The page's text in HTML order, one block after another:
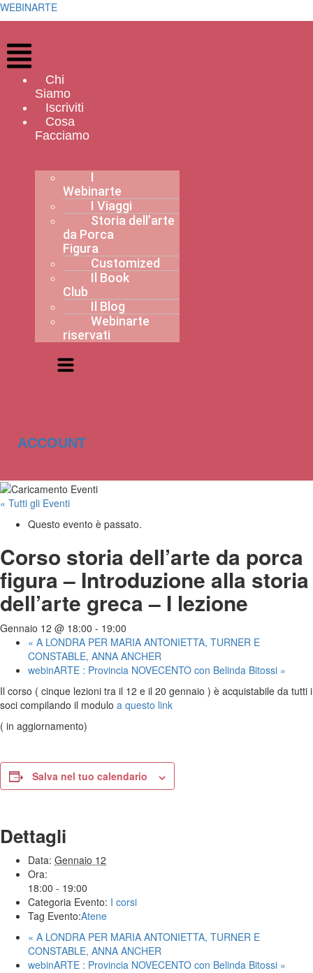
WEBINARTE
Menu
Chi
Siamo
Iscriviti
Cosa
Facciamo
I
Webinarte
I Viaggi
Storia dell’arte
da Porca
Figura
Customized
Il Book
Club
Il Blog
Webinarte
riservati
ACCOUNT
« Tutti gli Eventi
Questo evento è passato.
Corso storia dell’arte da porca
figura – Introduzione alla storia
dell’arte greca – I lezione
Gennaio 12 @ 18:00 - 19:00
« A LONDRA PER MARIA ANTONIETTA, TURNER E
CONSTABLE, ANNA ANCHER
webinARTE : Provincia NOVECENTO con Belinda Bitossi »
Il corso ( cinque lezioni tra il 12 e il 20 gennaio ) è acquistabile da tutti i
soci compilando il modulo a questo link
( in aggiornamento)
Salva nel tuo calendario
Dettagli
Data: Gennaio 12
Ora:
18:00 - 19:00
Categoria Evento: I corsi
Tag Evento:Atene
« A LONDRA PER MARIA ANTONIETTA, TURNER E
CONSTABLE, ANNA ANCHER
webinARTE : Provincia NOVECENTO con Belinda Bitossi »